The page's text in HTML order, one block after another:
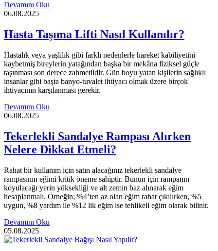
Devamını Oku
06.08.2025
Hasta Taşıma Lifti Nasıl Kullanılır?
Hastalık veya yaşlılık gibi farklı nedenlerle hareket kabiliyetini
kaybetmiş bireylerin yatağından başka bir mekâna fiziksel güçle
taşınması son derece zahmetlidir. Gün boyu yatan kişilerin sağlıklı
insanlar gibi başta banyo-tuvalet ihtiyacı olmak üzere birçok
ihtiyacının karşılanması gerekir.
Devamını Oku
06.08.2025
Tekerlekli Sandalye Rampası Alırken
Nelere Dikkat Etmeli?
Rahat bir kullanım için satın alacağınız tekerlekli sandalye
rampasının eğimi kritik öneme sahiptir. Bunun için rampanın
koyulacağı yerin yüksekliği ve alt zemin baz alınarak eğim
hesaplanmalı. Örneğin; %4’ten az olan eğim rahat çıkılırken, %5
uygun, %8 yardım ile %12 lik eğim ise tehlikeli eğim olarak bilinir.
Devamını Oku
05.08.2025